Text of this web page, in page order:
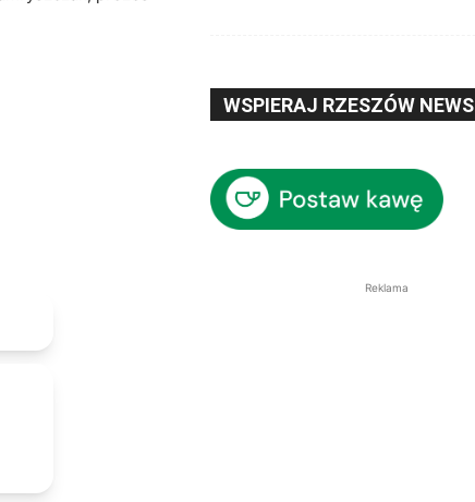
WSPIERAJ RZESZÓW NEWS
Reklama